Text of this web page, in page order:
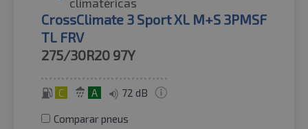
CrossClimate 3 Sport XL M+S 3PMSF
TL FRV
275/30R20 97Y
C A 72 dB
Comparar pneus